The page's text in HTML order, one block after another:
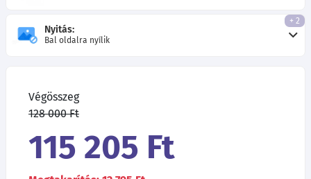
Nyitás:
Bal oldalra nyílik
+ 2
Végösszeg
128 000 Ft
115 205 Ft